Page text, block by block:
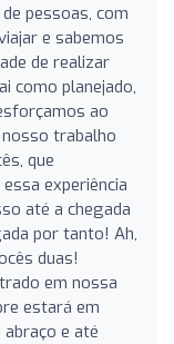
pessoas, com
e sabemos
de realizar
como planejado,
ao
trabalho
que
experiência
até a chegada
por tanto! Ah,
duas!
em nossa
estará em
abraço e até